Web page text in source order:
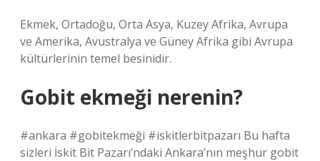
Ekmek, Ortadoğu, Orta Asya, Kuzey Afrika, Avrupa
ve Amerika, Avustralya ve Güney Afrika gibi Avrupa
kültürlerinin temel besinidir.
Gobit ekmeği nerenin?
#ankara #gobitekmeği #iskitlerbitpazarı Bu hafta
sizleri İskit Bit Pazarı’ndaki Ankara’nın meşhur gobit